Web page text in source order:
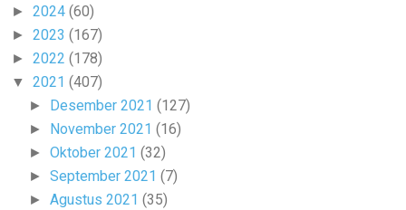
► 2024 (60)
► 2023 (167)
► 2022 (178)
▼ 2021 (407)
► Desember 2021(127)
► November 2021(16)
►Oktober 2021(32)
►September 2021(7)
►Agustus 2021(35)